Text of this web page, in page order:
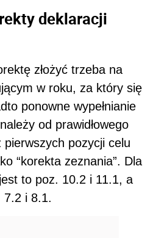
deklaracji
złożyć trzeba na
w roku, za który się
ponowne wypełnianie
od prawidłowego
pozycji celu
“korekta zeznania”. Dla
to poz. 10.2 i 11.1, a
7.2 i 8.1.